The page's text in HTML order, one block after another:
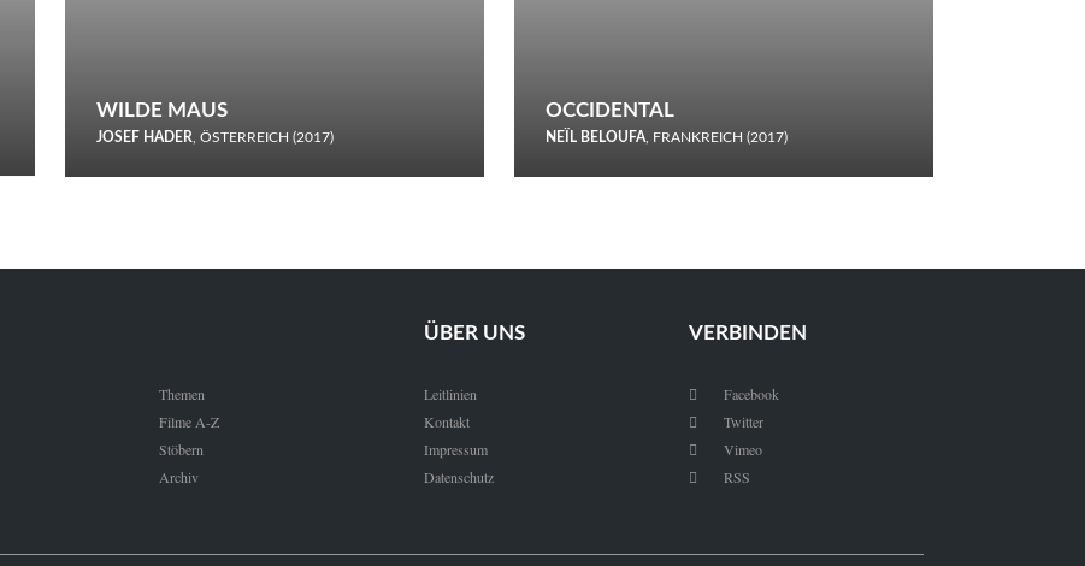
WILDE MAUS
JOSEF HADER, ÖSTERREICH (2017)
Schnee.
OCCIDENTAL
NEÏL BELOUFA, FRANKREICH (2017)
Themen
Filme A-Z
Stöbern
Archiv
ÜBER UNS
Leitlinien
Kontakt
Impressum
Datenschutz
VERBINDEN
 Facebook
 Twitter
 Vimeo
 RSS